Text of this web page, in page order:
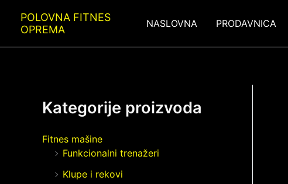
content
POLOVNA FITNES
OPREMA
NASLOVNA PRODAVNICA
Kategorije proizvoda
Fitnes mašine
Funkcionalni trenažeri
Klupe i rekovi